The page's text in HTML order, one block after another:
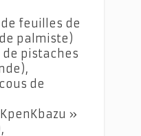
feuilles de
palmiste)
pistaches
de
»